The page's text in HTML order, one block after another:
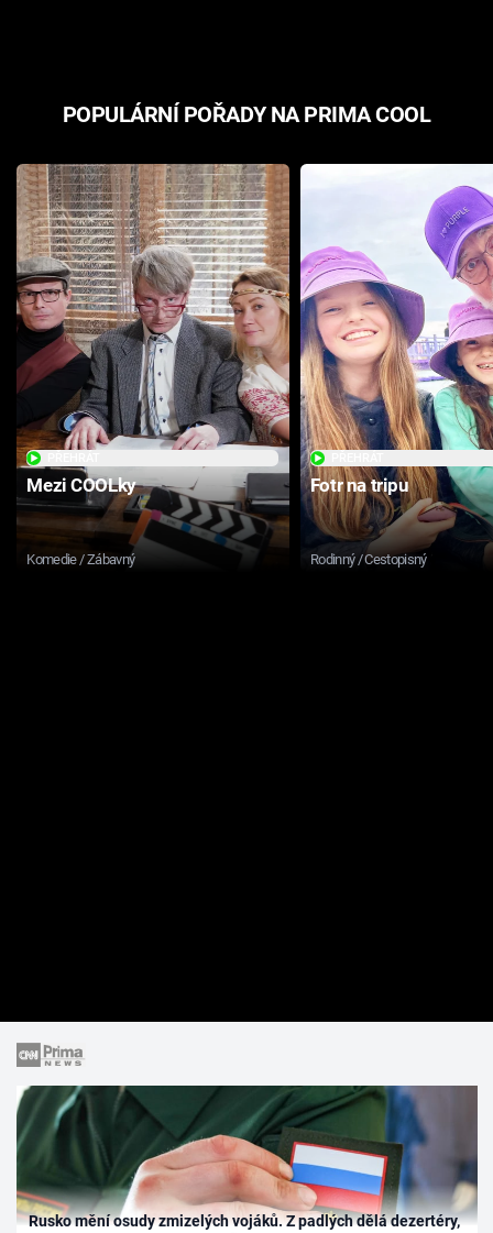
POPULÁRNÍ POŘADY NA PRIMA COOL
Mezi COOLky
Komedie / Zábavný
Fotr na tripu
Rodinný / Cestopisný
Rusko mění osudy zmizelých vojáků. Z padlých dělá dezertéry,